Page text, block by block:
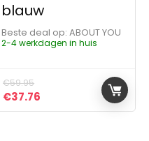
blauw
Beste deal op:
ABOUT YOU
2-4 werkdagen in huis
€59.95
Oorspronkelijke prijs
€37.76 Huidige prijs is: